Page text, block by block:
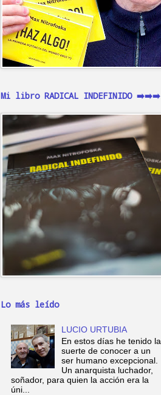
Mi libro RADICAL INDEFINIDO ➡️➡️➡️
Lo más leído
LUCIO URTUBIA
En estos días he tenido la
suerte de conocer a un
ser humano excepcional.
Un anarquista luchador,
soñador, para quien la acción era la
úni...